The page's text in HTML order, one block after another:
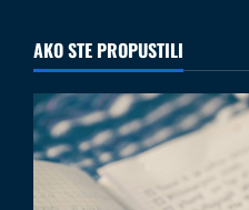
AKO STE PROPUSTILI